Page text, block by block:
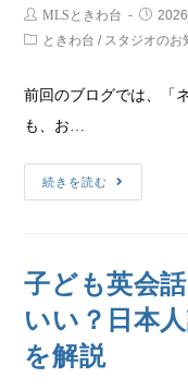
MLSときわ台
ときわ台 / スタジオのお
前回のブログでは、「
も、お…
続きを読む
子ども英会
いい？日本
を解説